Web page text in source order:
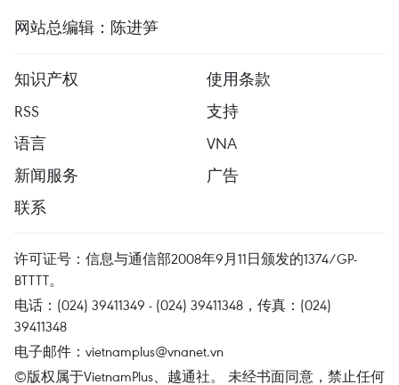
网站总编辑：陈进笋
知识产权
使用条款
RSS
支持
语言
VNA
新闻服务
广告
联系
许可证号：信息与通信部2008年9月11日颁发的1374/GP-
BTTTT。
电话：(024) 39411349 - (024) 39411348，传真：(024)
39411348
电子邮件： vietnamplus@vnanet.vn
©版权属于VietnamPlus、越通社。 未经书面同意，禁止任何